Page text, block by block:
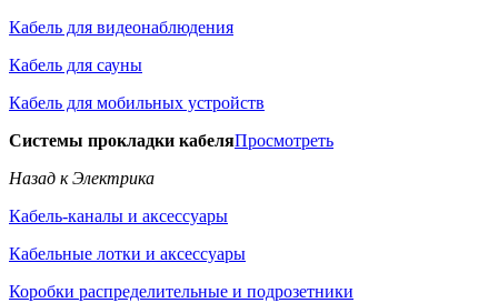
Кабель для видеонаблюдения
Кабель для сауны
Кабель для мобильных устройств
Системы прокладки кабеляПросмотреть
Назад к Электрика
Кабель-каналы и аксессуары
Кабельные лотки и аксессуары
Коробки распределительные и подрозетники